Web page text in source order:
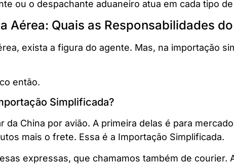
ou o despachante aduaneiro atua em cada tipo
Aérea: Quais as Responsabilidades
exista a figura do agente. Mas, na importação
então.
Simplificada?
da China por avião. A primeira delas é para
mais o frete. Essa é a Importação Simplificada.
expressas, que chamamos também de